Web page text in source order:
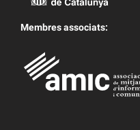
Membres associats: